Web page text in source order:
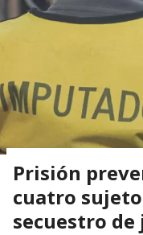
Prisión
cuatro
secuestro de